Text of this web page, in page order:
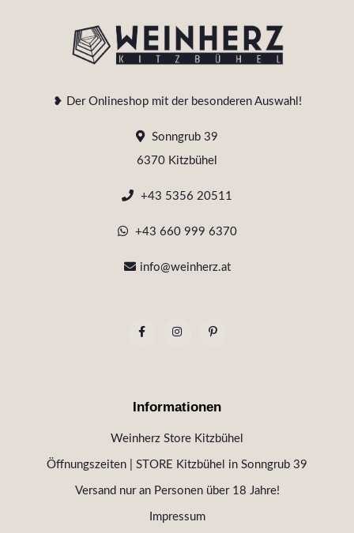
❥ Der Onlineshop mit der besonderen Auswahl!
Sonngrub 39
6370 Kitzbühel
+43 5356 20511
+43 660 999 6370
info@weinherz.at
Informationen
Weinherz Store Kitzbühel
Öffnungszeiten | STORE Kitzbühel in Sonngrub 39
Versand nur an Personen über 18 Jahre!
Impressum